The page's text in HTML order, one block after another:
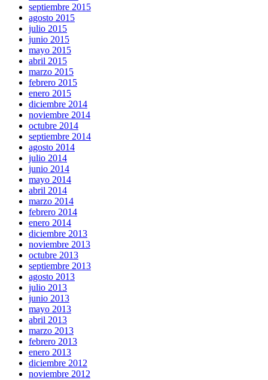
septiembre 2015
agosto 2015
julio 2015
junio 2015
mayo 2015
abril 2015
marzo 2015
febrero 2015
enero 2015
diciembre 2014
noviembre 2014
octubre 2014
septiembre 2014
agosto 2014
julio 2014
junio 2014
mayo 2014
abril 2014
marzo 2014
febrero 2014
enero 2014
diciembre 2013
noviembre 2013
octubre 2013
septiembre 2013
agosto 2013
julio 2013
junio 2013
mayo 2013
abril 2013
marzo 2013
febrero 2013
enero 2013
diciembre 2012
noviembre 2012